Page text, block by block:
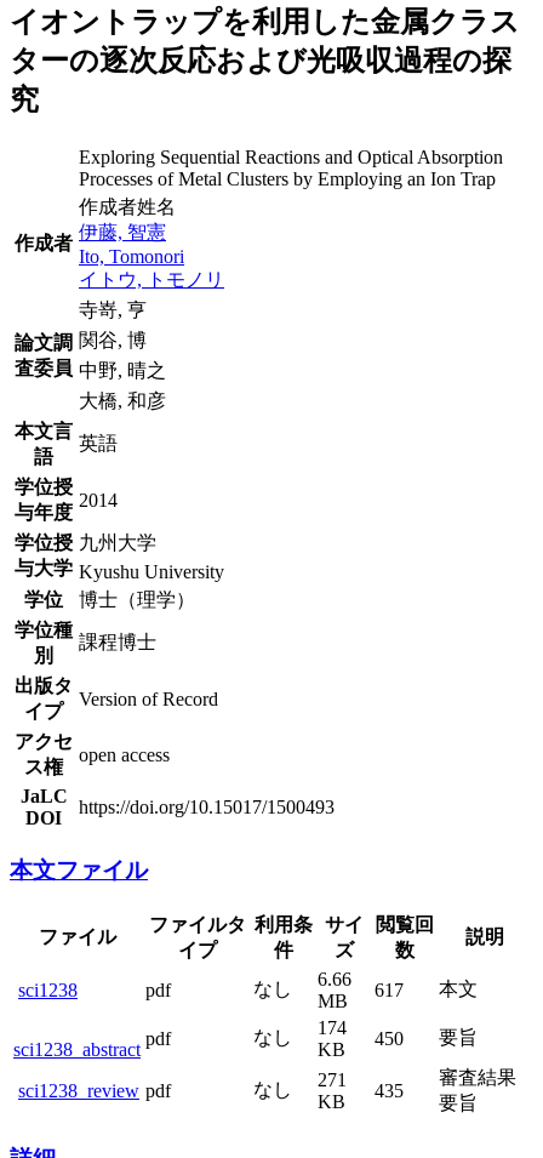
イオントラップを利用した金属クラス
ターの逐次反応および光吸収過程の探
究
Exploring Sequential Reactions and Optical Absorption
Processes of Metal Clusters by Employing an Ion Trap
作成者
作成者姓名
伊藤, 智憲
Ito, Tomonori
イトウ, トモノリ
論文調
査委員
寺嵜, 亨
関谷, 博
中野, 晴之
大橋, 和彦
本文言
語
英語
学位授
与年度
2014
学位授
与大学
九州大学
Kyushu University
学位
博士（理学）
学位種
別
課程博士
出版タ
イプ
Version of Record
アクセ
ス権
open access
JaLC
DOI
https://doi.org/10.15017/1500493
本文ファイル
ファイル
ファイルタ
イプ
利用条
件
サイ
ズ
閲覧回
数
説明
sci1238 pdf なし
6.66
MB
617 本文
sci1238_abstract
pdf なし
174
KB
450 要旨
sci1238_review pdf なし
271
KB
435
審査結果
要旨